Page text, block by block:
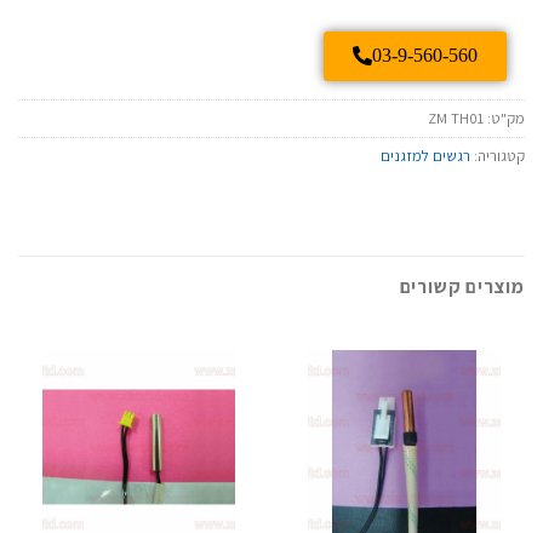
03-9-560-560
מק"ט: ZM TH01
קטגוריה: רגשים למזגנים
מוצרים קשורים